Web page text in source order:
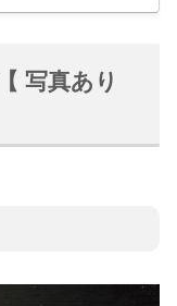
写真あり